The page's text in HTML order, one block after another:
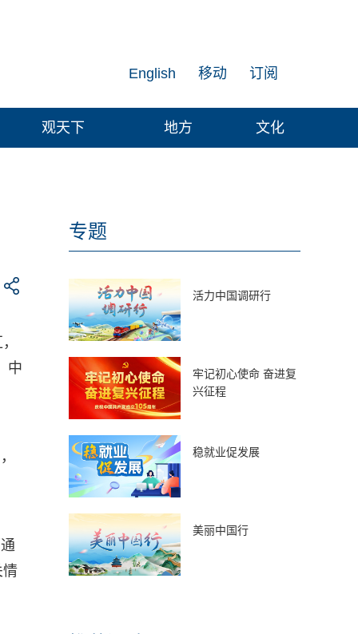
订阅
移动
English
观天下 地方 文化
中
情
专题
活力中国调研行
牢记初心使命 奋进复
兴征程
稳就业促发展
美丽中国行